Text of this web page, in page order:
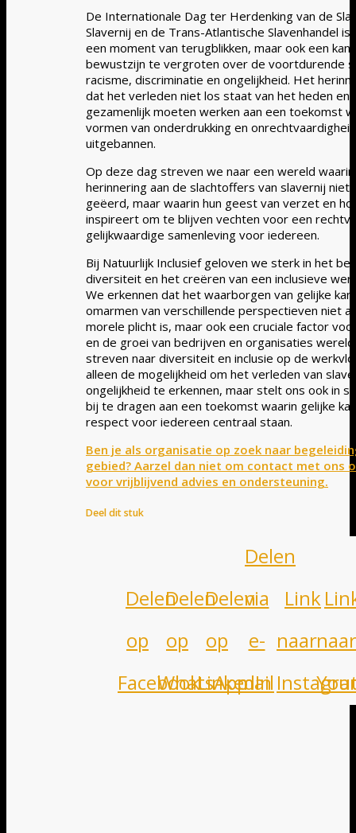
De Internationale Dag ter Herdenking van de
Slavernij en de Trans-Atlantische Slavenhandel is
een moment van terugblikken, maar ook een
bewustzijn te vergroten over de voortdurende
racisme, discriminatie en ongelijkheid. Het
dat het verleden niet los staat van het heden en
gezamenlijk moeten werken aan een toekomst
vormen van onderdrukking en
uitgebannen.
Op deze dag streven we naar een wereld
herinnering aan de slachtoffers van slavernij niet
geëerd, maar waarin hun geest van verzet en
inspireert om te blijven vechten voor een
gelijkwaardige samenleving voor iedereen.
Bij Natuurlijk Inclusief geloven we sterk in het
diversiteit en het creëren van een inclusieve
We erkennen dat het waarborgen van gelijke
omarmen van verschillende perspectieven niet
morele plicht is, maar ook een cruciale factor
en de groei van bedrijven en organisaties
streven naar diversiteit en inclusie op de
alleen de mogelijkheid om het verleden van
ongelijkheid te erkennen, maar stelt ons ook in
bij te dragen aan een toekomst waarin gelijke
respect voor iedereen centraal staan.
Ben je als organisatie op zoek naar
gebied? Aarzel dan niet om contact met ons
voor vrijblijvend advies en ondersteuning.
Deel dit stuk
Delen
op
Facebook
Delen
op
WhatsApp
Delen
op
LinkedIn
Delen
via
e-
mail
Link
naarnaar